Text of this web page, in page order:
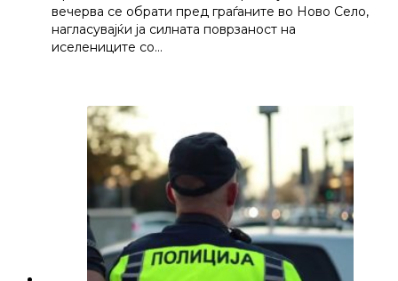
вечерва се обрати пред граѓаните во Ново Село,
нагласувајќи ја силната поврзаност на
иселениците со…